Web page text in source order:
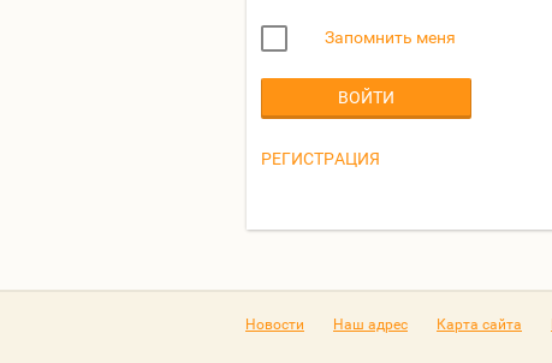
Запомнить меня
ВОЙТИ
РЕГИСТРАЦИЯ
Новости Наш адрес Карта сайта